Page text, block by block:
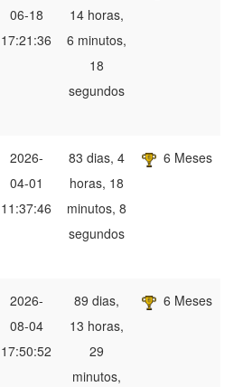
06-18
17:21:36
14 horas,
6 minutos,
18
segundos
2026-
04-01
11:37:46
83 dias, 4
horas, 18
minutos, 8
segundos
6 Meses
2026-
08-04
17:50:52
89 dias,
13 horas,
29
minutos,
6 Meses